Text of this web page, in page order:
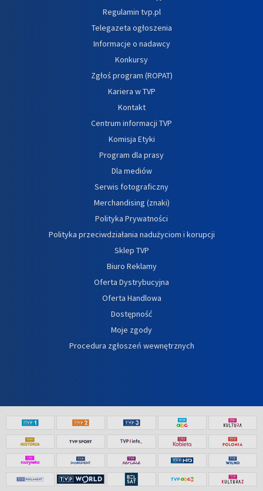
Regulamin tvp.pl
Telegazeta ogłoszenia
Informacje o nadawcy
Konkursy
Zgłoś program (ROPAT)
Kariera w TVP
Kontakt
Centrum informacji TVP
Komisja Etyki
Program dla prasy
Dla mediów
Serwis fotograficzny
Merchandising (znaki)
Polityka Prywatności
Polityka przeciwdziałania nadużyciom i korupcji
Sklep TVP
Biuro Reklamy
Oferta Dystrybucyjna
Oferta Handlowa
Dostępność
Moje zgody
Procedura zgłoszeń wewnętrznych